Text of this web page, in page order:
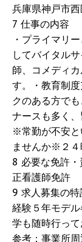
兵庫県神戸市西
7 仕事の内容
・プライマリ
してバイタル
師、コメディ
す。・教育制
クのある方で
ナースも多く、
※常勤が不安と
ませんか※２４
8 必要な免許・
正看護師免許
9 求人募集の
経験５年モデ
学も随時行って
参考：事業所